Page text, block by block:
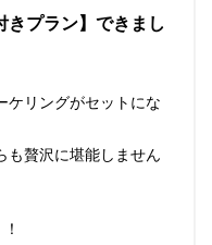
パラセーリング
ホエールウォッチング
きプラン】できまし
ケリングがセットにな
も贅沢に堪能しません